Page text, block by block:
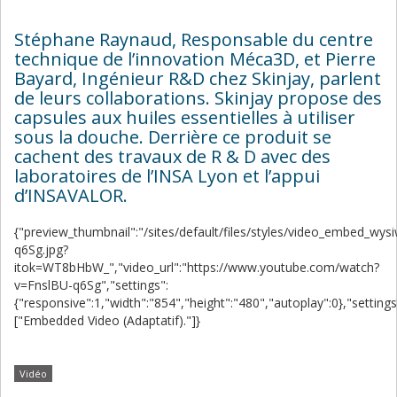
Stéphane Raynaud, Responsable du centre
technique de l’innovation Méca3D, et Pierre
Bayard, Ingénieur R&D chez Skinjay, parlent
de leurs collaborations. Skinjay propose des
capsules aux huiles essentielles à utiliser
sous la douche. Derrière ce produit se
cachent des travaux de R & D avec des
laboratoires de l’INSA Lyon et l’appui
d’INSAVALOR.
{"preview_thumbnail":"/sites/default/files/styles/
q6Sg.jpg?
itok=WT8bHbW_","video_url":"https://www.youtube.com/watch?
v=FnslBU-q6Sg","settings":
["Embedded Video (Adaptatif)."]}
Vidéo